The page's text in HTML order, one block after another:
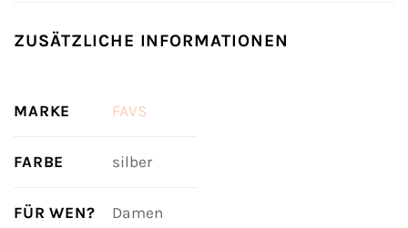
ZUSÄTZLICHE INFORMATIONEN
MARKE FAVS
FARBE silber
FÜR WEN? Damen